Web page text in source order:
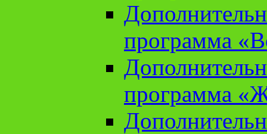
программа
программа